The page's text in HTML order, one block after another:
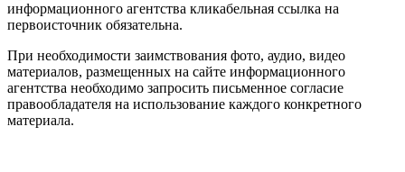
информационного агентства кликабельная ссылка на
первоисточник обязательна.
При необходимости заимствования фото, аудио, видео
материалов, размещенных на сайте информационного
агентства необходимо запросить письменное согласие
правообладателя на использование каждого конкретного
материала.